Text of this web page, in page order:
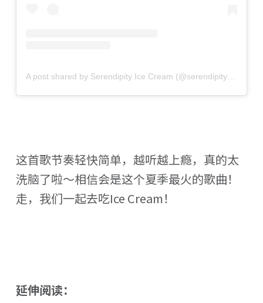
A post shared by Serendipity Ice Cream (@serendipitybrands)
这首歌节奏轻快简单，越听越上瘾，真的太
洗脑了啦～相信会是这个夏季最火的歌曲！
走，我们一起去吃Ice Cream！
延伸阅读：